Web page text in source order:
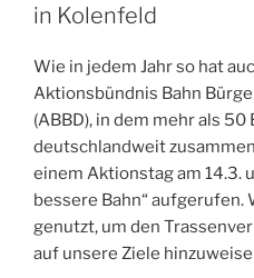
in Kolenfeld
Wie in jedem Jahr so hat
Aktionsbündnis Bahn
(ABBD), in dem mehr als
deutschlandweit
einem Aktionstag am 14.3.
bessere Bahn“
genutzt, um den
auf unsere Ziele